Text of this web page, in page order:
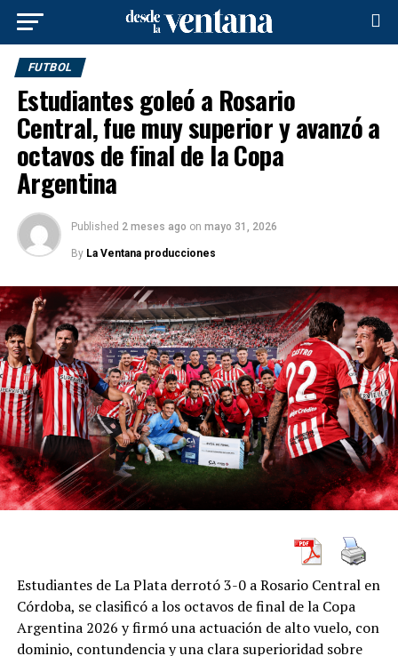
FUTBOL
Estudiantes goleó a Rosario
Central, fue muy superior y avanzó a
octavos de final de la Copa
Argentina
Published 2 meses ago on mayo 31, 2026
By La Ventana producciones
Estudiantes de La Plata derrotó 3-0 a Rosario Central en
Córdoba, se clasificó a los octavos de final de la Copa
Argentina 2026 y firmó una actuación de alto vuelo, con
dominio, contundencia y una clara superioridad sobre